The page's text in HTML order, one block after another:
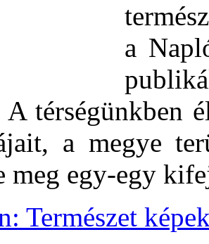
a
térségünkben
a megye
meg egy-egy
Természet